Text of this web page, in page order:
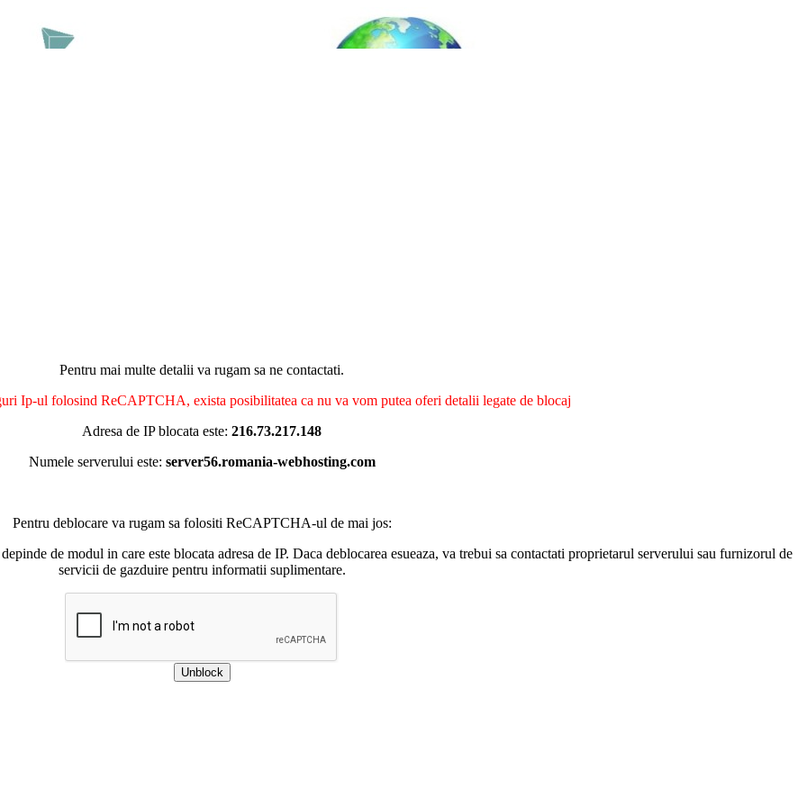
Pentru mai multe detalii va rugam sa ne contactati.
Ip-ul folosind ReCAPTCHA, exista posibilitatea ca nu va vom putea oferi detalii legate de blocaj
Adresa de IP blocata este: 216.73.217.148
Numele serverului este: server56.romania-webhosting.com
Pentru deblocare va rugam sa folositi ReCAPTCHA-ul de mai jos:
de modul in care este blocata adresa de IP. Daca deblocarea esueaza, va trebui sa contactati proprietarul serverului sau furnizorul de
servicii de gazduire pentru informatii suplimentare.